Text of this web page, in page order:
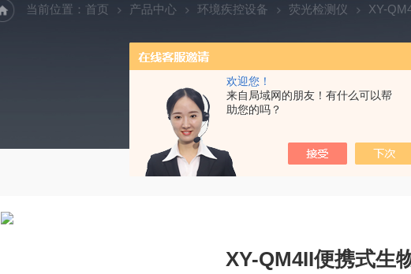
欢迎您！
来自局域网的朋友！有什么可以帮
助您的吗？
当前位置： 首页 产品中心 环境疾控设备 荧光检测仪 XY-
XY-QM4II便携式生